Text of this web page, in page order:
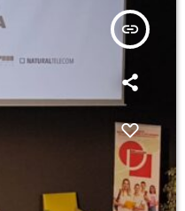
insert_link